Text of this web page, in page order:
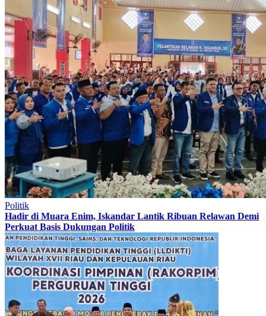
Politik
Hadir di Muara Enim, Iskandar Lantik Ribuan Relawan Demi
Perkuat Basis Dukungan Politik